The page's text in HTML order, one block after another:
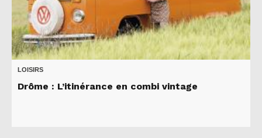
LOISIRS
Drôme : L’itinérance en combi vintage